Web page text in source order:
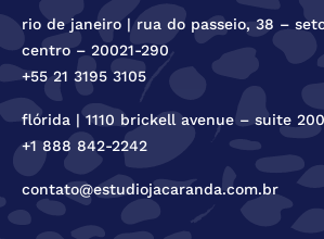
rio de janeiro | rua do passeio, 38 –
centro – 20021-290
+55 21 3195 3105
flórida | 1110 brickell avenue – suite
+1 888 842-2242
contato@estudiojacaranda.com.br